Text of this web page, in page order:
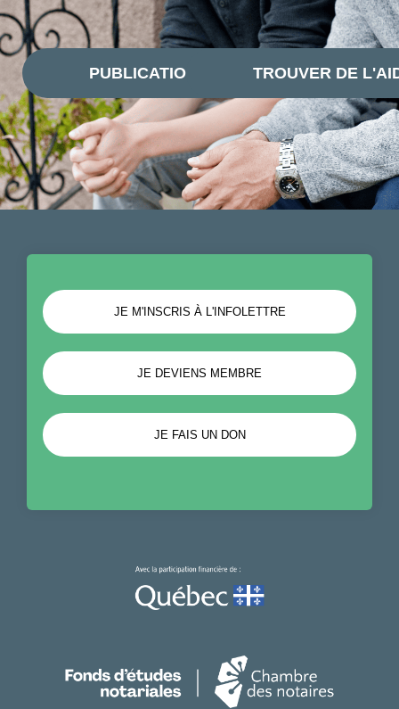
PUBLICATIONS TROUVER DE
JE M'INSCRIS À L'INFOLETTRE
JE DEVIENS MEMBRE
JE FAIS UN DON